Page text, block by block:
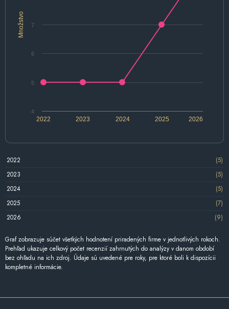
Množstvo
2022 2024 2026
2023 2025
4
5
6
7
2022
(5)
2023
(5)
2024
(5)
2025
(7)
2026
(9)
Graf zobrazuje súčet všetkých hodnotení priradených firme v jednotlivých rokoch.
Prehľad ukazuje celkový počet recenzií zahrnutých do analýzy v danom období
bez ohľadu na ich zdroj. Údaje sú uvedené pre roky, pre ktoré boli k dispozícii
kompletné informácie.